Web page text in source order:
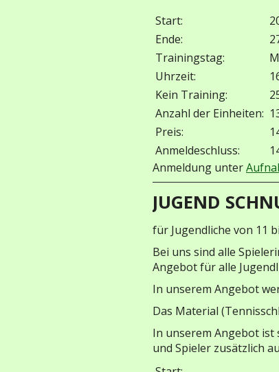
Start:
Ende:
Trainingstag:
Uhrzeit:
Kein Training:
Anzahl der Einheiten:
Preis:
Anmeldeschluss:
Anmeldung unter
JUGEND
für Jugendliche von 11
Bei uns sind alle
Angebot für alle
In unserem Angebot
Das Material
In unserem Angebot ist
und Spieler zusätzlich